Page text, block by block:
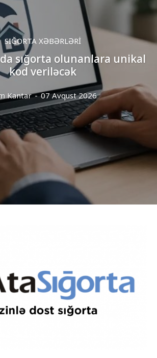
SIĞORTA XƏBƏRLƏRI
sığorta olunanlara unikal
kod veriləcək
Kantar - 07 Avqust 2026